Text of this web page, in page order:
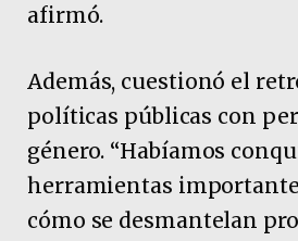
afirmó.
Además, cuestionó el
políticas públicas con
género. “Habíamos
herramientas
cómo se desmantelan